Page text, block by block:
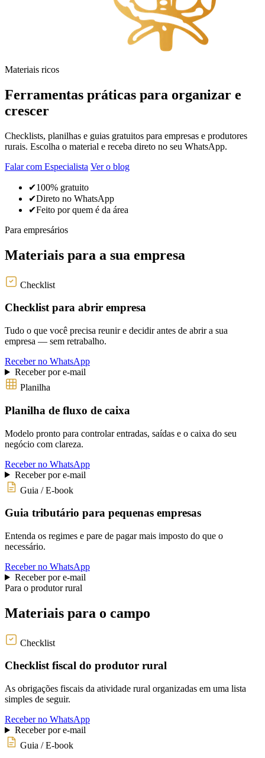
Materiais ricos
Ferramentas práticas para organizar e
crescer
Checklists, planilhas e guias gratuitos para empresas e produtores
rurais. Escolha o material e receba direto no seu WhatsApp.
Falar com Especialista Ver o blog
✔100% gratuito
✔Direto no WhatsApp
✔Feito por quem é da área
Para empresários
Materiais para a sua empresa
Checklist
Checklist para abrir empresa
Tudo o que você precisa reunir e decidir antes de abrir a sua
empresa — sem retrabalho.
Receber no WhatsApp
Receber por e-mail
Planilha
Planilha de fluxo de caixa
Modelo pronto para controlar entradas, saídas e o caixa do seu
negócio com clareza.
Receber no WhatsApp
Receber por e-mail
Guia / E-book
Guia tributário para pequenas empresas
Entenda os regimes e pare de pagar mais imposto do que o
necessário.
Receber no WhatsApp
Receber por e-mail
Para o produtor rural
Materiais para o campo
Checklist
Checklist fiscal do produtor rural
As obrigações fiscais da atividade rural organizadas em uma lista
simples de seguir.
Receber no WhatsApp
Receber por e-mail
Guia / E-book